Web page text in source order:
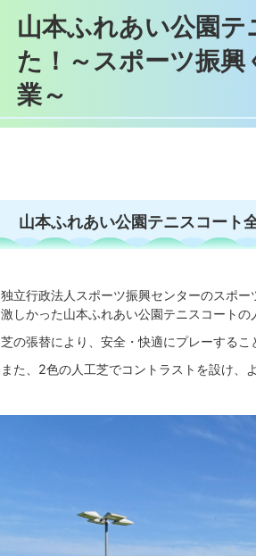
山本ふれあい公園
た！～スポーツ振
業～
山本ふれあい公園テニスコート
独立行政法人スポーツ振興センターのスポ
激しかった山本ふれあい公園テニスコート
芝の張替により、安全・快適にプレーする
また、2色の人工芝でコントラストを設け、